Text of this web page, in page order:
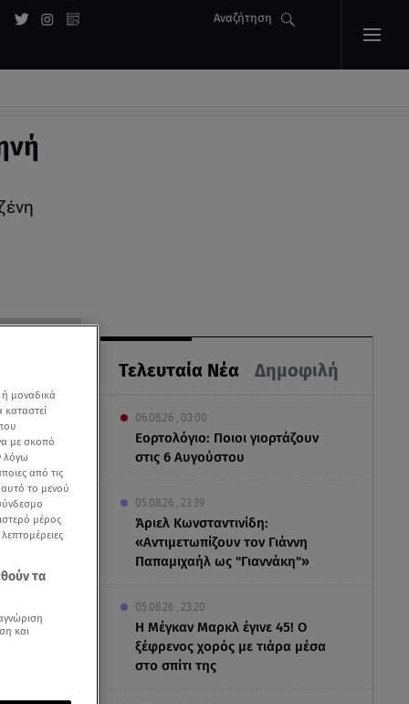
Αναζήτηση
Τελευταία Νέα Δημοφιλή
06.08.26 , 03:00
Εορτολόγιο: Ποιοι γιορτάζουν
στις 6 Αυγούστου
05.08.26 , 23:39
Άριελ Κωνσταντινίδη:
«Αντιμετωπίζουν τον Γιάννη
Παπαμιχαήλ ως "Γιαννάκη"»
05.08.26 , 23:20
Η Μέγκαν Μαρκλ έγινε 45! Ο
ξέφρενος χορός με τιάρα μέσα
στο σπίτι της
μοναδικά
με σκοπό
λόγω
από τις
αυτό το μενού
μέρος
τα
και